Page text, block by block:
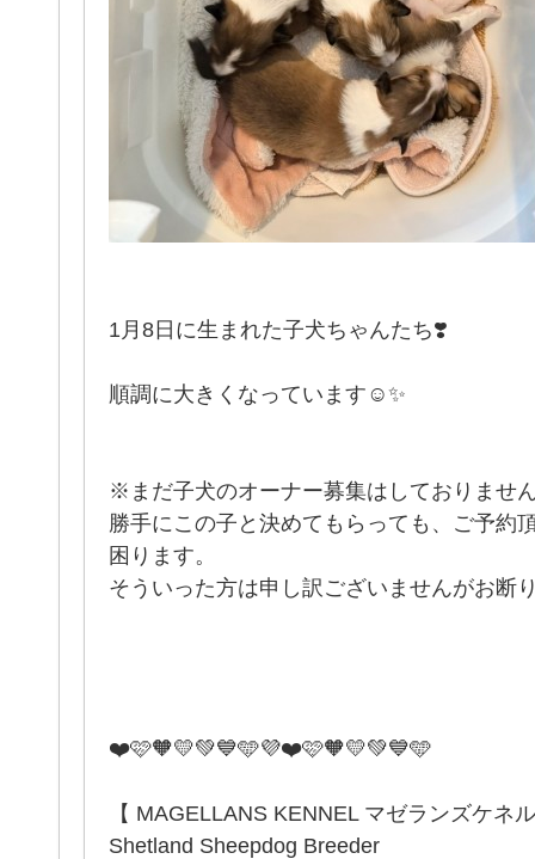
1月8日に生まれた子犬ちゃんたち❣️
順調に大きくなっています☺️✨
※まだ子犬のオーナー募集はしておりませ
勝手にこの子と決めてもらっても、ご予約
困ります。
そういった方は申し訳ございませんがお断
❤️🩷🧡💛💚💙🩵💜❤️🩷🧡💛💚💙🩵
【 MAGELLANS KENNEL マゼランズケネ
Shetland Sheepdog Breeder